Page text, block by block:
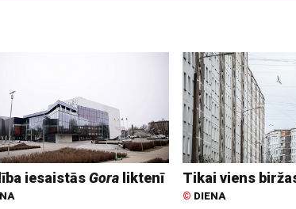
iesaistāsGoraliktenī Tikai viens
© DIENA